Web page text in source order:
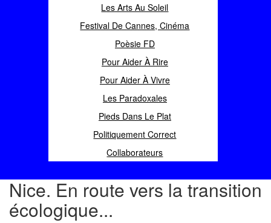
Les Arts Au Soleil
Festival De Cannes, Cinéma
Poèsie FD
Pour Aider À Rire
Pour Aider À Vivre
Les Paradoxales
Pieds Dans Le Plat
Politiquement Correct
Collaborateurs
Nice. En route vers la transition
écologique...